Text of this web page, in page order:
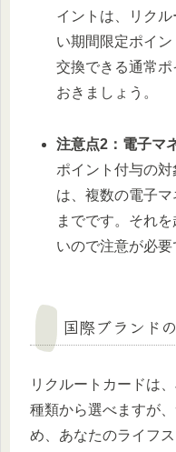
イントは、リク
い期間限定ポイ
交換できる通常
おきましょう。
注意点2：電子マ
ポイント付与の
は、複数の電子
までです。それ
いので注意が必要
国際ブランド
リクルートカードは、
種類から選べますが
め、あなたのライフ